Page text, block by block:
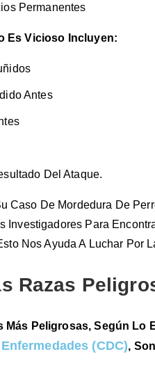
Permanentes
Es Vicioso Incluyen:
Antes
Del Ataque.
Caso De Mordedura De
Investigadores Para
Nos Ayuda A Luchar Por
Razas
Más Peligrosas, Según Lo
(CDC),